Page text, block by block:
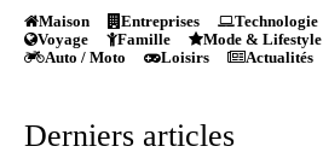
Maison Entreprises Technologie
Voyage
Famille Mode & Lifestyle
Auto / Moto
Loisirs Actualités
Derniers articles